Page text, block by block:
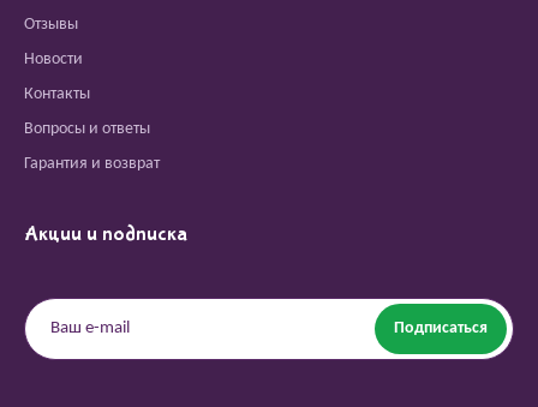
Отзывы
Новости
Контакты
Вопросы и ответы
Гарантия и возврат
Акции и подписка
Подписаться